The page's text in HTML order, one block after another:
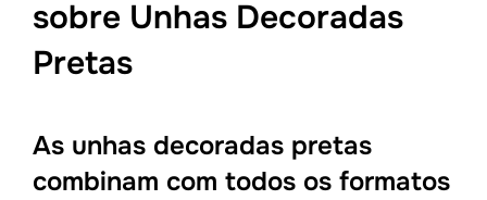
sobre Unhas Decoradas
Pretas
As unhas decoradas pretas
combinam com todos os formatos